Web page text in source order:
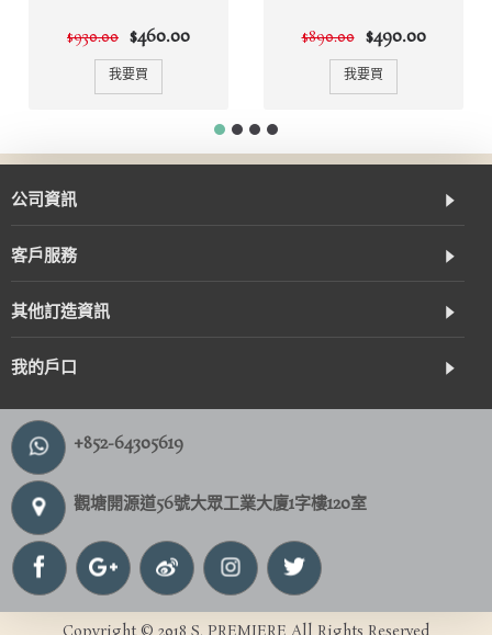
$930.00 $460.00
我要買
$890.00 $490.00
我要買
公司資訊
客戶服務
其他訂造資訊
我的戶口
+852-64305619
觀塘開源道56號大眾工業大廈1字樓120室